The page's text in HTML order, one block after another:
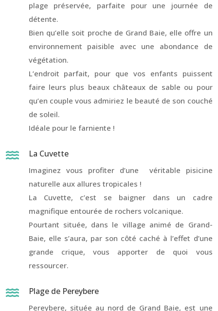
plage préservée, parfaite pour une journée de
détente.
Bien qu’elle soit proche de Grand Baie, elle offre un
environnement paisible avec une abondance de
végétation.
L’endroit parfait, pour que vos enfants puissent
faire leurs plus beaux châteaux de sable ou pour
qu’en couple vous admiriez le beauté de son couché
de soleil.
Idéale pour le farniente !
 La Cuvette
Imaginez vous profiter d’une véritable pisicine
naturelle aux allures tropicales !
La Cuvette, c’est se baigner dans un cadre
magnifique entourée de rochers volcanique.
Pourtant située, dans le village animé de Grand-
Baie, elle s’aura, par son côté caché à l’effet d’une
grande crique, vous apporter de quoi vous
ressourcer.
 Plage de Pereybere
Pereybere, située au nord de Grand Baie, est une